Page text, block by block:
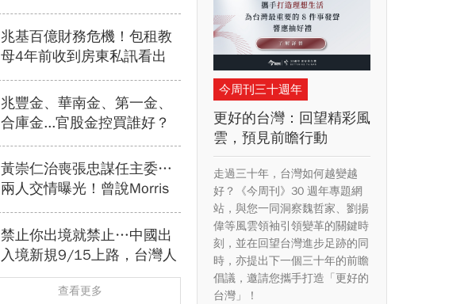
台北高雄4場搶票日期、售票
平台…GD/大聲/太陽全來了
兆基百億財務危機！包租教
母4年前收到房東私訊看出
「包租代管龍頭岌岌可
危」：為何租約越多，風險
越高？
兆豐金、華南金、第一金、
合庫金...官股金控買誰好？
一表PK「價差填息力」，為
何殖利率最高未必划算
黃崇仁治喪張忠謀任主委…
兩人交情曝光！曾說Morris
是老大：力積電能活都他幫
我！遺屬發聲「明年定要配
股」
禁止你出境就禁止…中國出
入境新規9/15上路，台灣人
小心「有去無回」？4種職業
特別注意：前例在這
查看更多
今周刊三十週年
更好的台灣：回望精彩風
雲，預見前瞻行動
走過三十年，台灣如何越變越
好？《今周刊》30 週年專題網
站，與您一同洞察魏哲家、劉揚
偉等風雲領袖引領變革的關鍵時
刻，並在回望台灣進步足跡的同
時，亦提出下一個三十年的前瞻
倡議，邀請您攜手打造「更好的
台灣」！